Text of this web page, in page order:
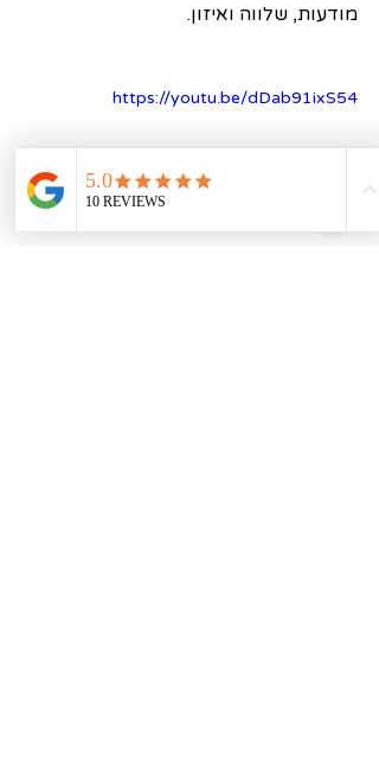
מודעות, שלווה ואיזון.
https://youtu.be/dDab91ixS54